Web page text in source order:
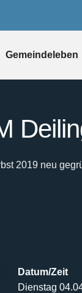
Gemeindeleben
2019 neu
Datum/Zeit
Dienstag